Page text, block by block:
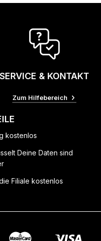
SERVICE & KONTAKT
Zum Hilfebereich
kostenlos
Deine Daten sind
Filiale kostenlos